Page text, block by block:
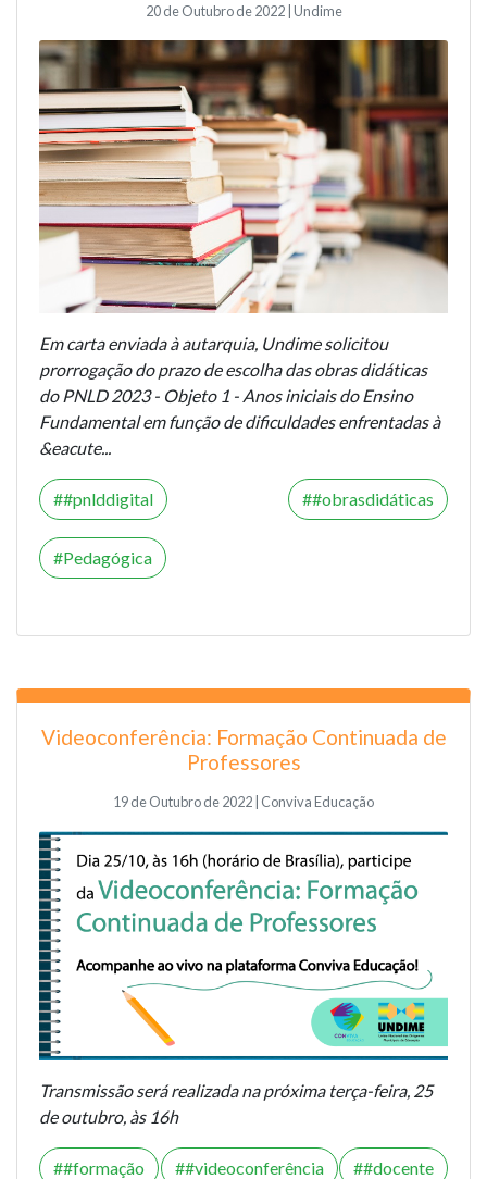
20 de Outubro de 2022 | Undime
Em carta enviada à autarquia, Undime solicitou
prorrogação do prazo de escolha das obras didáticas
do PNLD 2023 - Objeto 1 - Anos iniciais do Ensino
Fundamental em função de dificuldades enfrentadas à
&eacute...
#pnlddigital #obrasdidáticas
Pedagógica
Videoconferência: Formação Continuada de
Professores
19 de Outubro de 2022 | Conviva Educação
Transmissão será realizada na próxima terça-feira, 25
de outubro, às 16h
#formação #videoconferência #docente